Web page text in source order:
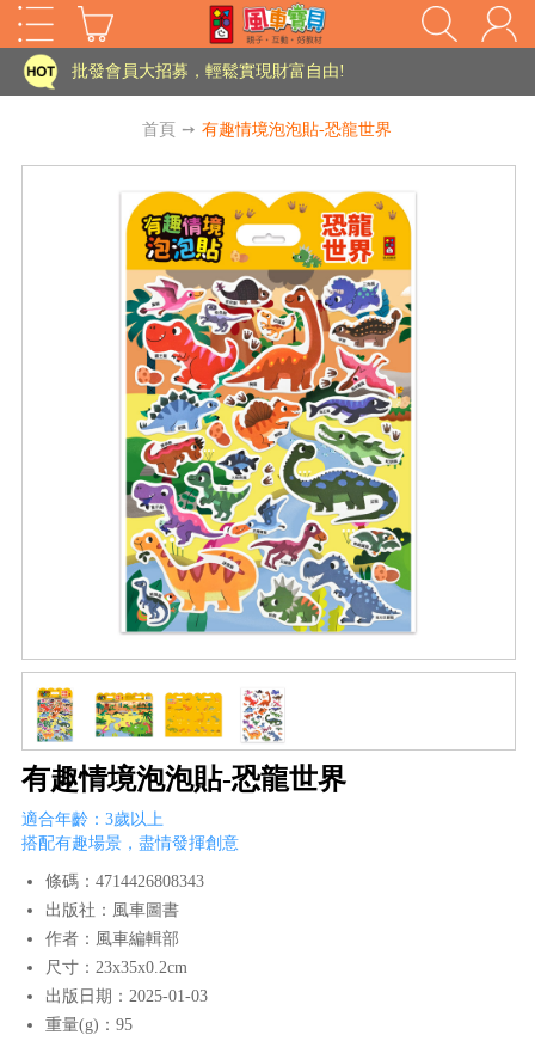
HOT
家長樂了!「風車書版集團暨FOOD超人企業總部」目前正興建中!
批發會員大招募，輕鬆實現財富自由!
老師您好!!幼教會員火熱招募中~
海外購物免煩惱！點我查看『海外購物流程說明』
批發會員大招募，輕鬆實現財富自由!
老師您好!!幼教會員火熱招募中~
海外購物免煩惱！點我查看『海外購物流程說明』
首頁 ➙ 有趣情境泡泡貼-恐龍世界
有趣情境泡泡貼-恐龍世界
適合年齡：3歲以上
搭配有趣場景，盡情發揮創意
條碼：4714426808343
出版社：風車圖書
作者：風車編輯部
尺寸：23x35x0.2cm
出版日期：2025-01-03
重量(g)：95